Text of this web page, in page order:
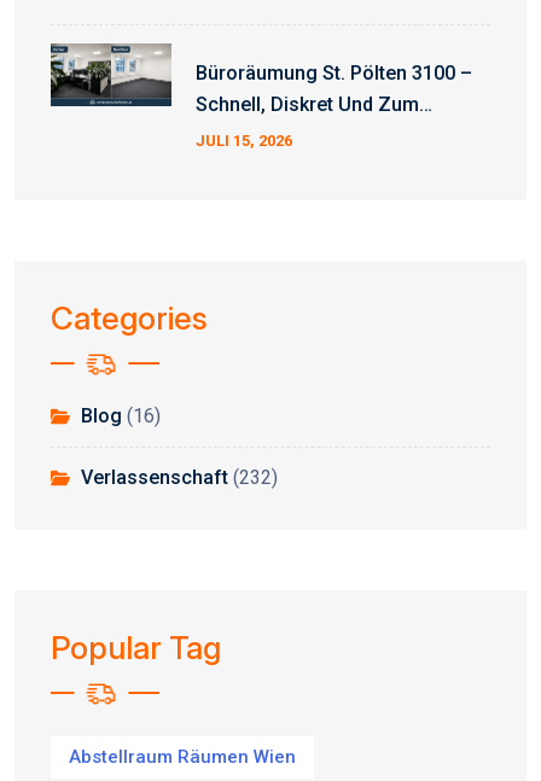
Büroräumung St. Pölten 3100 –
Schnell, Diskret Und Zum
Fixpreis
JULI 15, 2026
Categories
Blog (16)
Verlassenschaft (232)
Popular Tag
Abstellraum Räumen Wien